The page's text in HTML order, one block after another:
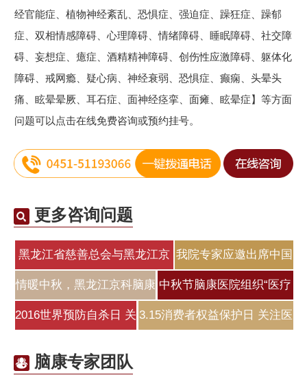
经官能症、植物神经紊乱、恐惧症、强迫症、躁狂症、躁郁
症、双相情感障碍、心理障碍、情绪障碍、睡眠障碍、社交障
碍、妄想症、癔症、酒精精神障碍、创伤性应激障碍、躯体化
障碍、戒网瘾、疑心病、神经衰弱、恐惧症、癫痫、头晕头
痛、眩晕晕厥、耳石症、面神经痉挛、面瘫、眩晕症】等方面
问题可以点击在线免费咨询或预约挂号。
更多咨询问题
黑龙江省慈善总会与黑龙江京
科脑
我院专家应邀出席中国
医师协会睡
情暖中秋，黑龙江京科脑康
医院为
中秋节脑康医院组织“医疗
保健咨
2016世界预防自杀日 关 3.15消费者权益保护日 关注医
脑康专家团队